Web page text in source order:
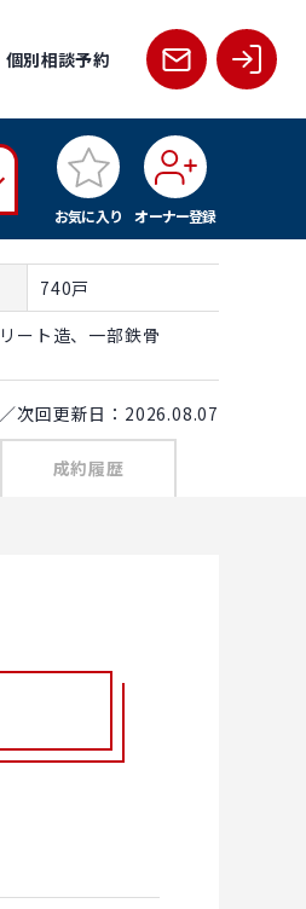
個別相談予約
お気に入り
オーナー登録
740戸
ート造、一部鉄骨
次回更新日：2026.08.07
成約履歴